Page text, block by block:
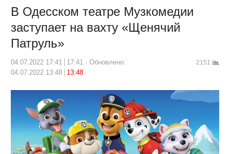
В Одесском театре Музкомедии
заступает на вахту «Щенячий
Патруль»
04.07.2022 17:41 17:41
Обновлено:
04.07.2022 13:48
13:48
2151